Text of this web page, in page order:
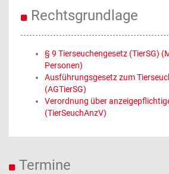
Rechtsgrundlage
§ 9 Tierseuchengesetz (TierSG)
Personen)
Ausführungsgesetz zum
(AGTierSG)
Verordnung über
(TierSeuchAnzV)
Termine